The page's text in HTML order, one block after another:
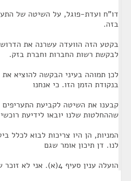
דו"ח ועדת-פוגל, על השיטה של
בזה.
בקטע הזה הוועדה עשרנה את
לבקשת רשות החברות וחברת בזק.
בנקודת הזמן הזו. כי אנחנו
קבענו את השיטה לקביעת התעריפים
שההחלטות שלנו יובאו לידיעת רוכשי
המניות, הן היו צריכות לבוא לכלל
לנו. דן תיכון אומר שגם
הועלה ענין סעיף 4(א). אני לא זוכר שהוא הועלה.